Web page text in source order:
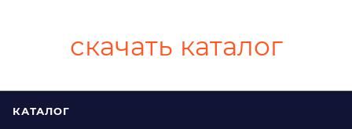
скачать каталог
КАТАЛОГ